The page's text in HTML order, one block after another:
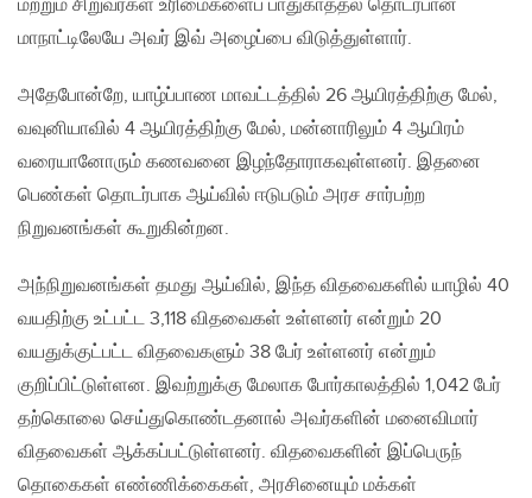
மற்றும் சிறுவர்கள் உரிமைகளைப் பாதுகாத்தல் தொடர்பான
மாநாட்டிலேயே அவர் இவ் அழைப்பை விடுத்துள்ளார்.
அதேபோன்றே, யாழ்ப்பாண மாவட்டத்தில் 26 ஆயிரத்திற்கு மேல்,
வவுனியாவில் 4 ஆயிரத்திற்கு மேல், மன்னாரிலும் 4 ஆயிரம்
வரையானோரும் கணவனை இழந்தோராகவுள்ளனர். இதனை
பெண்கள் தொடர்பாக ஆய்வில் ஈடுபடும் அரச சார்பற்ற
நிறுவனங்கள் கூறுகின்றன.
அந்நிறுவனங்கள் தமது ஆய்வில், இந்த விதவைகளில் யாழில் 40
வயதிற்கு உட்பட்ட 3,118 விதவைகள் உள்ளனர் என்றும் 20
வயதுக்குட்பட்ட விதவைகளும் 38 பேர் உள்ளனர் என்றும்
குறிப்பிட்டுள்ளன. இவற்றுக்கு மேலாக போர்காலத்தில் 1,042 பேர்
தற்கொலை செய்துகொண்டதனால் அவர்களின் மனைவிமார்
விதவைகள் ஆக்கப்பட்டுள்ளனர். விதவைகளின் இப்பெருந்
தொகைகள் எண்ணிக்கைகள், அரசினையும் மக்கள்